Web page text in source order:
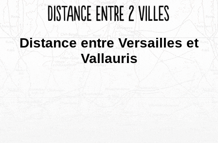
Distance entre Versailles et
Vallauris